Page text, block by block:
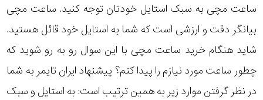
ساعت مچی به سبک استایل خودتان توجه کنید. ساعت مچی
بیانگر دقت و ارزشی است که شما به استایل خود قائل هستید.
شاید هنگام خرید ساعت مچی با این سوال رو به رو شوید که
چطور ساعت مورد نیازم را پیدا کنم؟ پیشنهاد ایران تایمر به شما
در نظر گرفتن موارد زیر به همین ترتیب است: به استایل و سبک